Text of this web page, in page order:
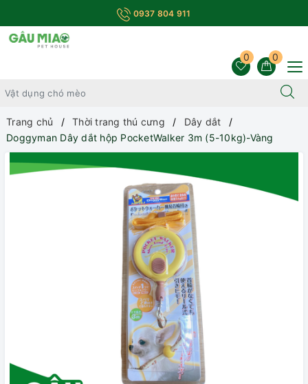
0937 804 911
0
0
Trang chủ Thời trang thú cưng
Dây dắt
Doggyman Dây dắt hộp PocketWalker 3m (5-10kg)-Vàng